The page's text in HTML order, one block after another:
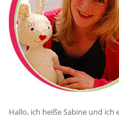
Hallo, ich heiße Sabine und